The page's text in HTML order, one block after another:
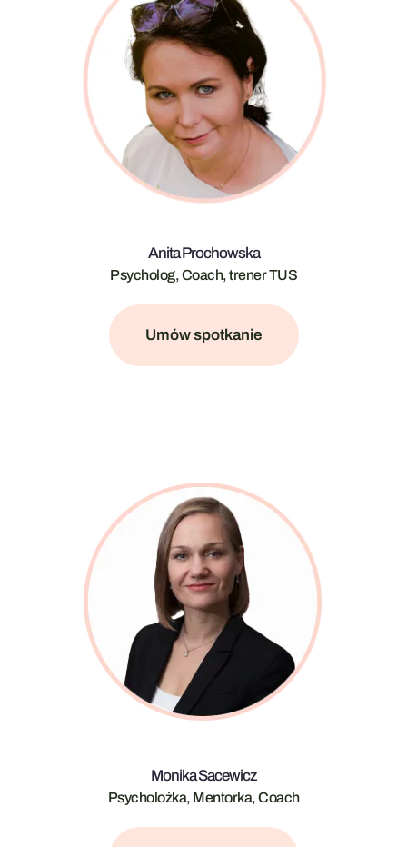
Anita Prochowska
Psycholog, Coach, trener TUS
Umów spotkanie
Monika Sacewicz
Psycholożka, Mentorka, Coach​​